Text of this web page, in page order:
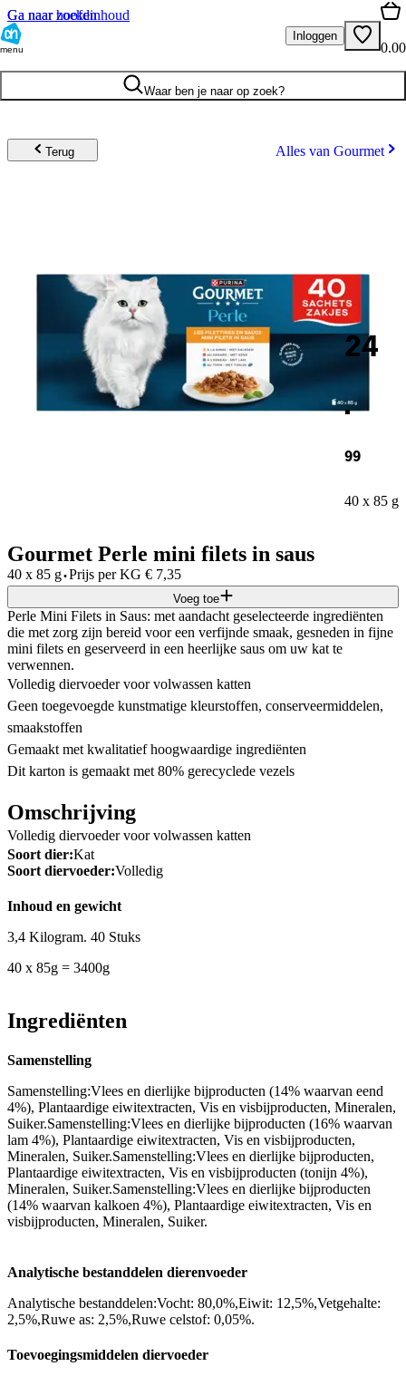
Ga naar hoofdinhoud
Ga naar zoeken
menu
Inloggen
0.00
Waar ben je naar op zoek?
Terug Alles van Gourmet
24
.
99
40 x 85 g
Gourmet Perle mini filets in saus
40 x 85 g·Prijs per KG € 7,35
Voeg toe
Perle Mini Filets in Saus: met aandacht geselecteerde ingrediënten
die met zorg zijn bereid voor een verfijnde smaak, gesneden in fijne
mini filets en geserveerd in een heerlijke saus om uw kat te
verwennen.
Volledig diervoeder voor volwassen katten
Geen toegevoegde kunstmatige kleurstoffen, conserveermiddelen,
smaakstoffen
Gemaakt met kwalitatief hoogwaardige ingrediënten
Dit karton is gemaakt met 80% gerecyclede vezels
Omschrijving
Volledig diervoeder voor volwassen katten
Soort dier:Kat
Soort diervoeder:Volledig
Inhoud en gewicht
3,4 Kilogram. 40 Stuks
40 x 85g = 3400g
Ingrediënten
Samenstelling
Samenstelling:Vlees en dierlijke bijproducten (14% waarvan eend
4%), Plantaardige eiwitextracten, Vis en visbijproducten, Mineralen,
Suiker.Samenstelling:Vlees en dierlijke bijproducten (16% waarvan
lam 4%), Plantaardige eiwitextracten, Vis en visbijproducten,
Mineralen, Suiker.Samenstelling:Vlees en dierlijke bijproducten,
Plantaardige eiwitextracten, Vis en visbijproducten (tonijn 4%),
Mineralen, Suiker.Samenstelling:Vlees en dierlijke bijproducten
(14% waarvan kalkoen 4%), Plantaardige eiwitextracten, Vis en
visbijproducten, Mineralen, Suiker.
Analytische bestanddelen dierenvoeder
Analytische bestanddelen:Vocht: 80,0%,Eiwit: 12,5%,Vetgehalte:
2,5%,Ruwe as: 2,5%,Ruwe celstof: 0,05%.
Toevoegingsmiddelen diervoeder